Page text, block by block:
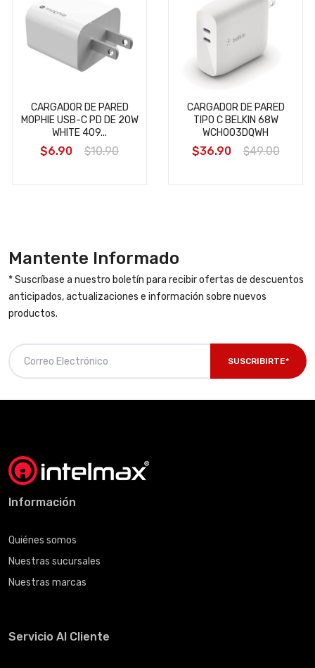
CARGADOR DE PARED
MOPHIE USB-C PD DE 20W
WHITE 409...
$6.90 $10.90
CARGADOR DE PARED
TIPO C BELKIN 68W
WCH003DQWH
$36.90 $49.00
Mantente Informado
* Suscríbase a nuestro boletín para recibir ofertas de descuentos
anticipados, actualizaciones e información sobre nuevos
productos.
SUSCRIBIRTE*
Información
Quiénes somos
Nuestras sucursales
Nuestras marcas
Servicio Al Cliente